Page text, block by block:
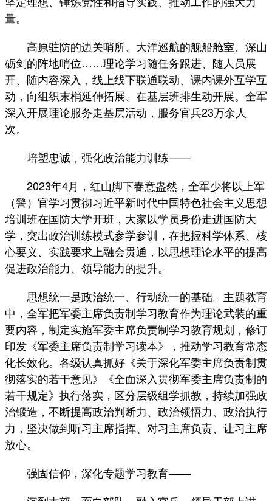
量。
高原驻防的边关哨所、大洋巡航的舰船舱室、深山
砺剑的阵地哨位……理论学习随任务跟进、随人员展
开、随内容深入，线上线下联通联动、课内课外互学互
动，向组织末梢延伸拓展、在基层班排生动开展。全军
深入开展理论服务走基层活动，服务官兵23万余人
次。
培塑忠诚，强化政治能力训练——
2023年4月，红山脚下春意盎然，全军少将以上军
（警）官学习贯彻习近平新时代中国特色社会主义思想
培训班在国防大学开班，大家以学员身份走进国防大
学，突出政治训练模式参学参训，在把握科学体系、核
心要义、实践要求上融会贯通，以思想理论水平的提高
促进政治能力、领导能力的提升。
思想统一是政治统一、行动统一的基础。主题教育
中，全军把军委主席负责制学习教育作为理论武装的重
要内容，制定实施军委主席负责制学习教育规划，修订
印发《军委主席负责制学习读本》，推动学习教育常态
化长效化。各级认真抓好《关于深化军委主席负责制贯
彻落实的若干意见》《全面深入贯彻军委主席负责制的
若干规定》执行落实，区分层级组学抓教，持续加强政
治锻造，不断提高政治判断力、政治领悟力、政治执行
力，坚决做到听习主席指挥、对习主席负责、让习主席
放心。
强固信仰，深化专题学习教育——